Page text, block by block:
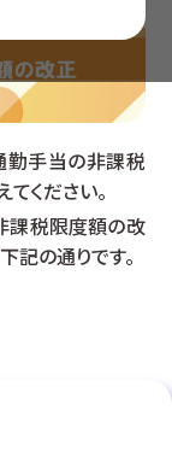
勤手当の非課税
ください。
課税限度額の改
記の通りです。